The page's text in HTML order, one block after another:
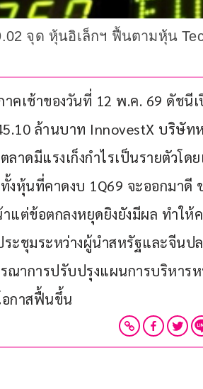
จุด หุ้นอิเล็กฯ ฟื้นตามหุ้น
คเช้าของวันที่ 12 พ.ค. 69 ดัชนี
ล้านบาท InnovestX บริษัท
ลาดมีแรงเก็งกําไรเป็นรายตัวโ
งหุ้นที่คาดงบ 1Q69 จะออกมา
แต่ข้อตกลงหยุดยิงยังมีผล ทําให้
ะชุมระหว่างผู้นําสหรัฐและจีน
ณาการปรับปรุงแผนการบริหาร
กาสฟื้นขึ้น